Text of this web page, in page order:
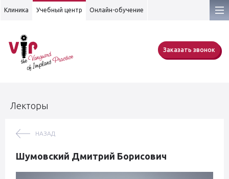
Клиника Учебный центр Онлайн-обучение
Заказать звонок
Лекторы
НАЗАД
Шумовский Дмитрий Борисович